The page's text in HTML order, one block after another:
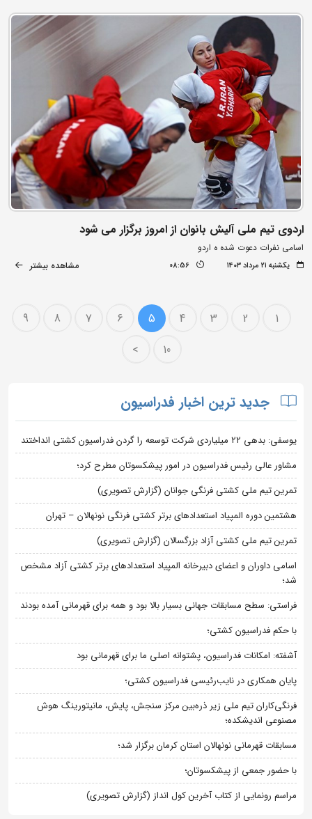
اردوی تیم ملی آلیش بانوان از امروز برگزار می شود
اسامی نفرات دعوت شده ه اردو
یکشنبه ۲۱ مرداد ۱۴۰۳ 08:56 مشاهده بیشتر
1
2
3
4
5
6
7
8
9
10
>
جدید ترین اخبار فدراسیون
یوسفی: بدهی ۲۲ میلیاردی شرکت توسعه را گردن فدراسیون کشتی انداختند
مشاور عالی رئیس فدراسیون در امور پیشکسوتان مطرح کرد؛
تمرین تیم ملی کشتی فرنگی جوانان (گزارش تصویری)
هشتمین دوره المپیاد استعدادهای برتر کشتی فرنگی نونهالان – تهران
تمرین تیم ملی کشتی آزاد بزرگسالان (گزارش تصویری)
اسامی داوران و اعضای دبیرخانه المپیاد استعدادهای برتر کشتی آزاد مشخص
شد؛
فراستی: سطح مسابقات جهانی بسیار بالا بود و همه برای قهرمانی آمده بودند
با حکم فدراسیون کشتی؛
آشفته: امکانات فدراسیون، پشتوانه اصلی ما برای قهرمانی بود
پایان همکاری در نایب‌رئیسی فدراسیون کشتی؛
فرنگی‌کاران تیم ملی زیر ذره‌بین مرکز سنجش، پایش، مانیتورینگ هوش
مصنوعی اندیشکده؛
مسابقات قهرمانی نونهالان استان کرمان برگزار شد؛
با حضور جمعی از پیشکسوتان؛
مراسم رونمایی از کتاب آخرین کول انداز (گزارش تصویری)